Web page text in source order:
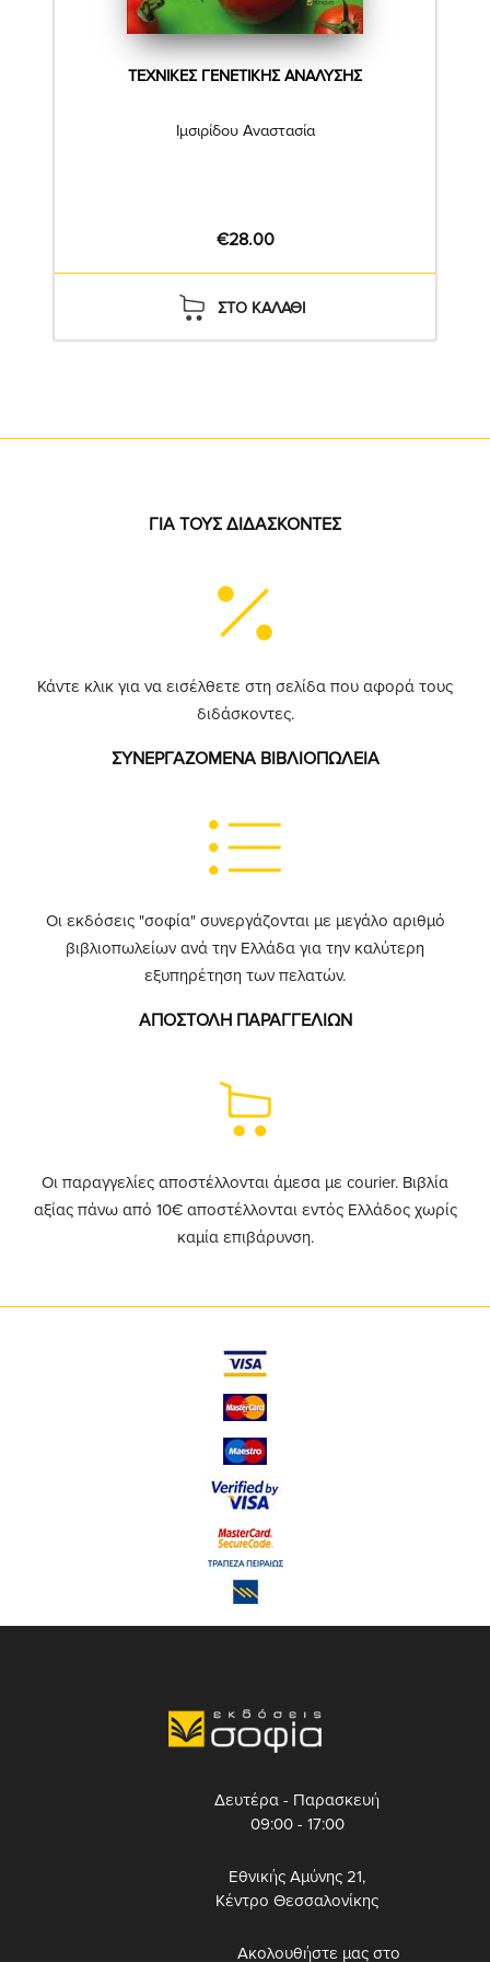
ΤΕΧΝΙΚΕΣ ΓΕΝΕΤΙΚΗΣ ΑΝΑΛΥΣΗΣ
Ιμσιρίδου Αναστασία
€28.00
ΓΙΑ ΤΟΥΣ ΔΙΔΑΣΚΟΝΤΕΣ
Κάντε κλικ για να εισέλθετε στη σελίδα που αφορά τους
διδάσκοντες.
ΣΥΝΕΡΓΑΖΟΜΕΝΑ ΒΙΒΛΙΟΠΩΛΕΙΑ
Οι εκδόσεις "σοφία" συνεργάζονται με μεγάλο αριθμό
βιβλιοπωλείων ανά την Ελλάδα για την καλύτερη
εξυπηρέτηση των πελατών.
ΑΠΟΣΤΟΛΗ ΠΑΡΑΓΓΕΛΙΩΝ
Οι παραγγελίες αποστέλλονται άμεσα με courier. Βιβλία
αξίας πάνω από 10€ αποστέλλονται εντός Ελλάδος χωρίς
καμία επιβάρυνση.
Δευτέρα - Παρασκευή
09:00 - 17:00
Εθνικής Αμύνης 21,
Κέντρο Θεσσαλονίκης
Ακολουθήστε μας στο